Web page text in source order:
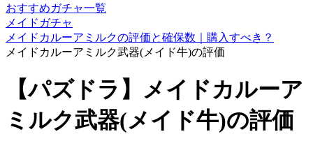
おすすめガチャ一覧
メイドガチャ
メイドカルーアミルクの評価と確保数｜購入すべき？
メイドカルーアミルク武器(メイド牛)の評価
【パズドラ】メイドカルーア
ミルク武器(メイド牛)の評価